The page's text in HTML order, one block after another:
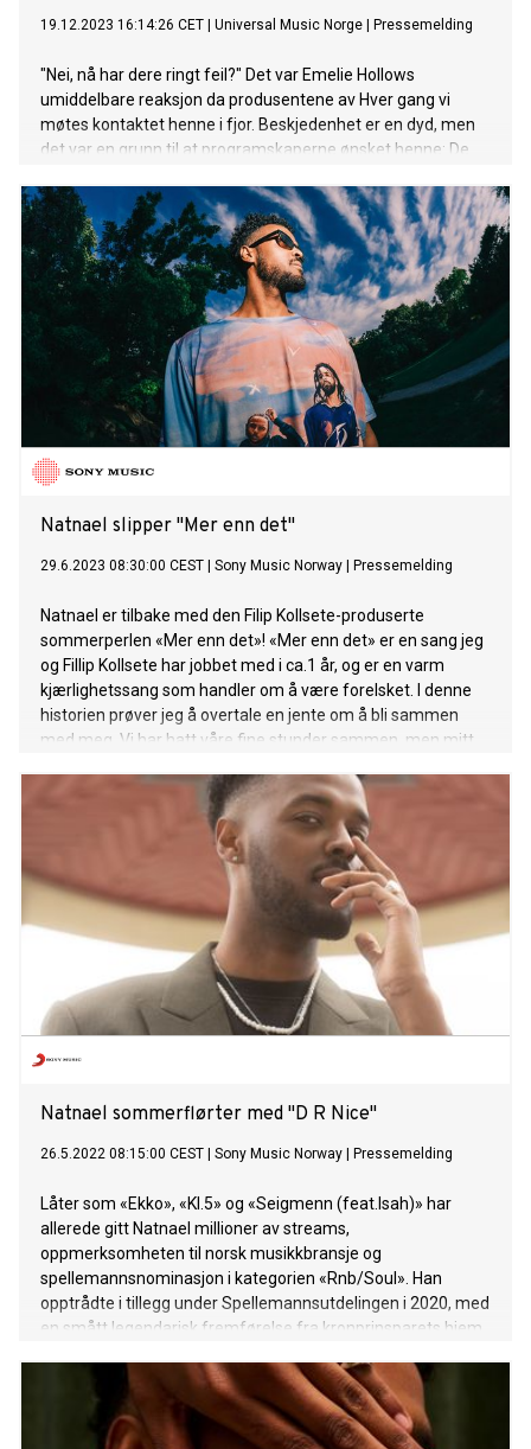
19.12.2023 16:14:26 CET Universal Music Norge Pressemelding
"Nei, nå har dere ringt feil?" Det var Emelie Hollows
umiddelbare reaksjon da produsentene av Hver gang vi
møtes kontaktet henne i fjor. Beskjedenhet er en dyd, men
det var en grunn til at programskaperne ønsket henne: De
våre største artister, både som låtskriver for andre og som
en en artist hvis stemme kan få et helt konsertlokale til å
nærmest glemme å puste. Hennes samarbeid med Alan
Walker, låten Lily, er til dags dato strømmet mer enn
tre milliarderganger; hennes siste album ble i Aftenposten
omtalt som "instant gåsehud". Så nei, de hadde ikke ringt
feil. Resultatet av det kan ses på TV2 kommende vinter, når
14. sesong av HGVM starter, også denne gangen spilt inn på
Kjerringøy utenfor, Bodø, med kritthvite sandstrender,
dramatiske fjell og midnattssolen som publikum. Til
sammen er de sju artister som har møttes for å hylle og
utforske hverandres respektive musikalske univers, der alle
Natnael slipper "Mer enn det"
29.6.2023 08:30:00 CEST Sony Music Norway Pressemelding
Natnael er tilbake med den Filip Kollsete-produserte
sommerperlen «Mer enn det»! «Mer enn det» er en sang jeg
og Fillip Kollsete har jobbet med i ca.1 år, og er en varm
kjærlighetssang som handler om å være forelsket. I denne
historien prøver jeg å overtale en jente om å bli sammen
med meg. Vi har hatt våre fine stunder sammen, men mitt
kjæreste holdt på, ønsket jeg ingen andre enn henne - det er
det sangen er inspirert av.» – forteller Natnael Han har
tidligere gitt oss låter som «Ekko», «Kl.5» og «Seigmenn
(feat.Isah)», som allerede har gitt gullstrupen fra Oslo
millioner av streams og oppmerksomheten til norsk
musikkbransje. Natnael har vokst opp på Romsås, har drevet
med musikk hele livet, og ble i 2019 signert til Nora
Collective. Siden det har han gitt ut musikk med Isah, turnert
med Arif, samt gjestet hans kritikerroste album «Arif i
Wanderland». I 2021 fikk han sin første
spellemannsnominasjon, og opptrådte fra kronprin
Natnael sommerflørter med "D R Nice"
26.5.2022 08:15:00 CEST Sony Music Norway Pressemelding
Låter som «Ekko», «Kl.5» og «Seigmenn (feat.Isah)» har
allerede gitt Natnael millioner av streams,
oppmerksomheten til norsk musikkbransje og
spellemannsnominasjon i kategorien «Rnb/Soul». Han
opptrådte i tillegg under Spellemannsutdelingen i 2020, med
en smått legendarisk fremførelse fra kronprinsparets hjem